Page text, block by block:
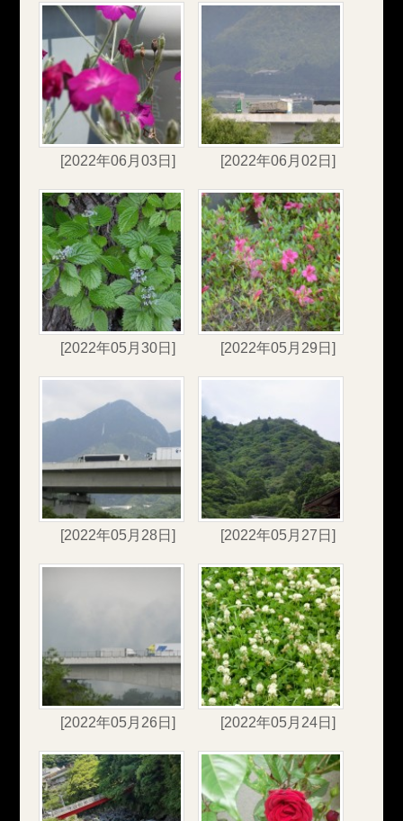
[2022年06月03日] [2022年06月02日]
[2022年05月30日] [2022年05月29日]
[2022年05月28日] [2022年05月27日]
[2022年05月26日] [2022年05月24日]